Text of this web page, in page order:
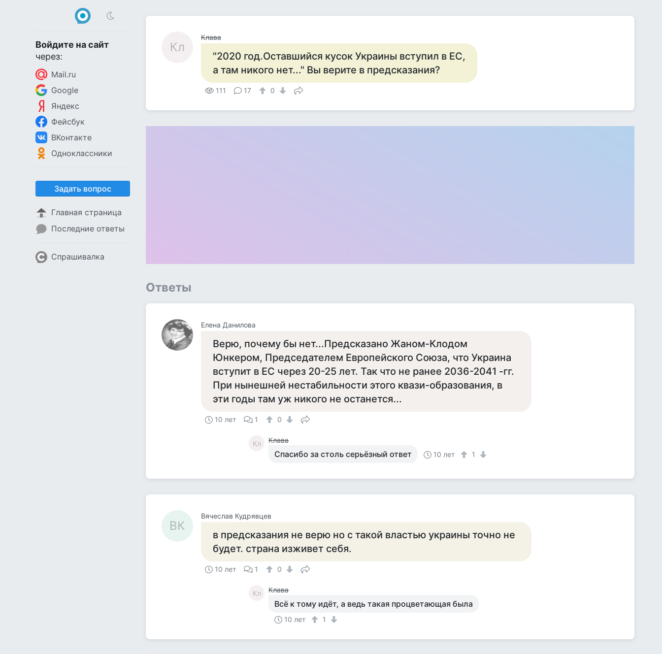
Войдите на сайт
через:
Mail.ru
Google
Яндекс
Фейсбук
ВКонтакте
Одноклассники
Задать вопрос
Главная страница
Последние ответы
Спрашивалка
Кл
Клава
"2020 год.Оставшийся кусок Украины вступил в ЕС,
а там никого нет..." Вы верите в предсказания?
111 17 0
Ответы
Елена Данилова
Верю, почему бы нет...Предсказано Жаном-Клодом
Юнкером, Председателем Европейского Союза, что Украина
вступит в ЕС через 20-25 лет. Так что не ранее 2036-2041 -гг.
При нынешней нестабильности этого квази-образования, в
эти годы там уж никого не останется...
10 лет 1 0
Кл Клава
Спасибо за столь серьёзный ответ 10 лет 1
ВК
Вячеслав Кудрявцев
в предсказания не верю но с такой властью украины точно не
будет. страна изживет себя.
10 лет 1 0
Кл Клава
Всё к тому идёт, а ведь такая процветающая была
10 лет 1